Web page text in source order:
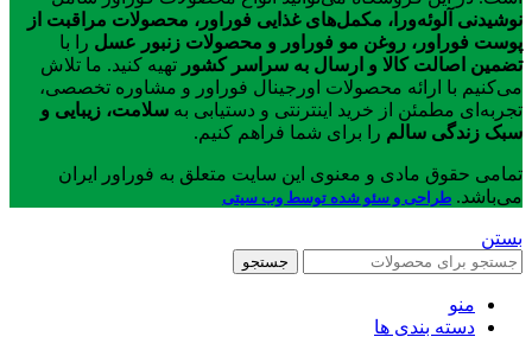
نوشیدنی آلوئه‌ورا، مکمل‌های غذایی فوراور، محصولات مراقبت از
پوست فوراور، روغن مو فوراور و محصولات زنبور عسل را با
تضمین اصالت کالا و ارسال به سراسر کشور تهیه کنید. ما تلاش
می‌کنیم با ارائه محصولات اورجینال فوراور و مشاوره تخصصی،
تجربه‌ای مطمئن از خرید اینترنتی و دستیابی به سلامت، زیبایی و
سبک زندگی سالم را برای شما فراهم کنیم.
تمامی حقوق مادی و معنوی این سایت متعلق به فوراور ایران
می‌باشد. طراحی و سئو شده توسط وب سیتی
بستن
جستجو
منو
دسته بندی ها